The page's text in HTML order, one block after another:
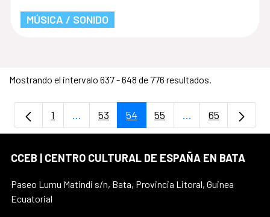
MÚSICA / SONIDO
Mostrando el intervalo 637 - 648 de 776 resultados.
Página
1 ...Páginas intermedias Use TAB para
Página
53 Página
54 Página
55 ...PáginasPágina
65
CCEB | CENTRO CULTURAL DE ESPAÑA EN BATA
Paseo Lumu Matindi s/n, Bata, Provincia Litoral, Guinea
Ecuatorial